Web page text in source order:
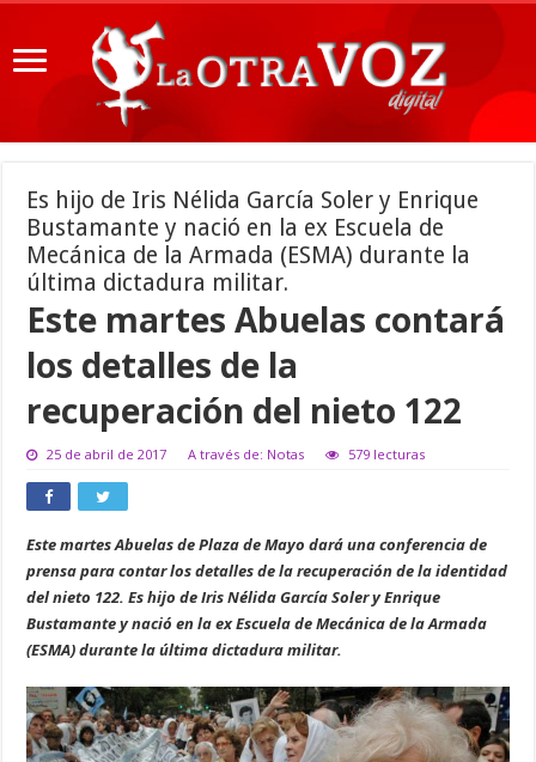
Es hijo de Iris Nélida García Soler y Enrique
Bustamante y nació en la ex Escuela de
Mecánica de la Armada (ESMA) durante la
última dictadura militar.
Este martes Abuelas contará
los detalles de la
recuperación del nieto 122
25 de abril de 2017 A través de: Notas 579 lecturas
Este martes Abuelas de Plaza de Mayo dará una conferencia de
prensa para contar los detalles de la recuperación de la identidad
del nieto 122. Es hijo de Iris Nélida García Soler y Enrique
Bustamante y nació en la ex Escuela de Mecánica de la Armada
(ESMA) durante la última dictadura militar.